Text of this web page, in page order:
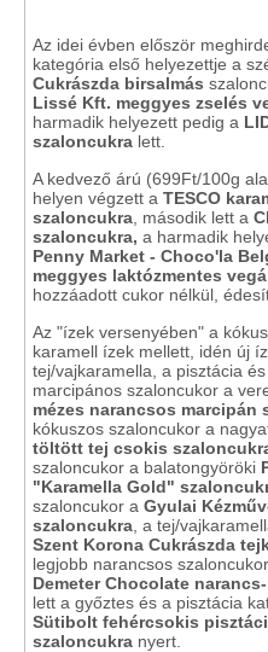
Az idei évben először
kategória első helyezettje a
Cukrászda birsalmás
Lissé Kft. meggyes zselés
harmadik helyezett pedig a
szaloncukra lett.
A kedvező árú (699Ft/100g
helyen végzett a TESCO
szaloncukra , második lett a
szaloncukra, a harmadik
Penny Market - Choco'la
meggyes laktózmentes
hozzáadott cukor nélkül,
Az "ízek versenyében" a
karamell ízek mellett, idén új
tej/vajkaramella, a pisztácia
marcipános szaloncukor a
mézes narancsos marcipán
kókuszos szaloncukor a
töltött tej csokis
szaloncukor a balatongyöröki
"Karamella Gold"
szaloncukor a Gyulai
szaloncukra , a tej/
Szent Korona Cukrászda
legjobb narancsos
Demeter Chocolate
lett a győztes és a pisztácia
Sütibolt fehércsokis
szaloncukra nyert.